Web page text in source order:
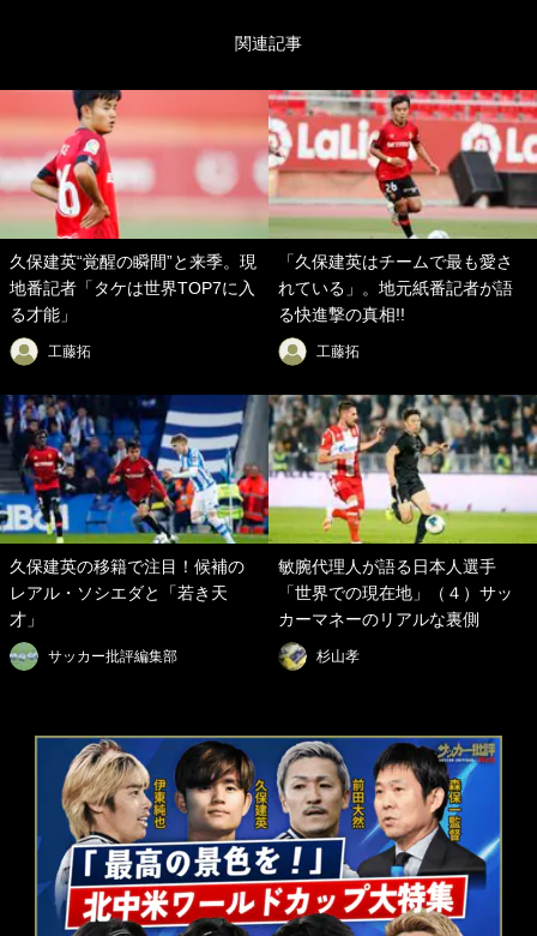
関連記事
久保建英“覚醒の瞬間”と来季。現
地番記者「タケは世界TOP7に入
る才能」
工藤拓
「久保建英はチームで最も愛さ
れている」。地元紙番記者が語
る快進撃の真相!!
工藤拓
久保建英の移籍で注目！候補の
レアル・ソシエダと「若き天
才」
サッカー批評編集部
敏腕代理人が語る日本人選手
「世界での現在地」（４）サッ
カーマネーのリアルな裏側
杉山孝